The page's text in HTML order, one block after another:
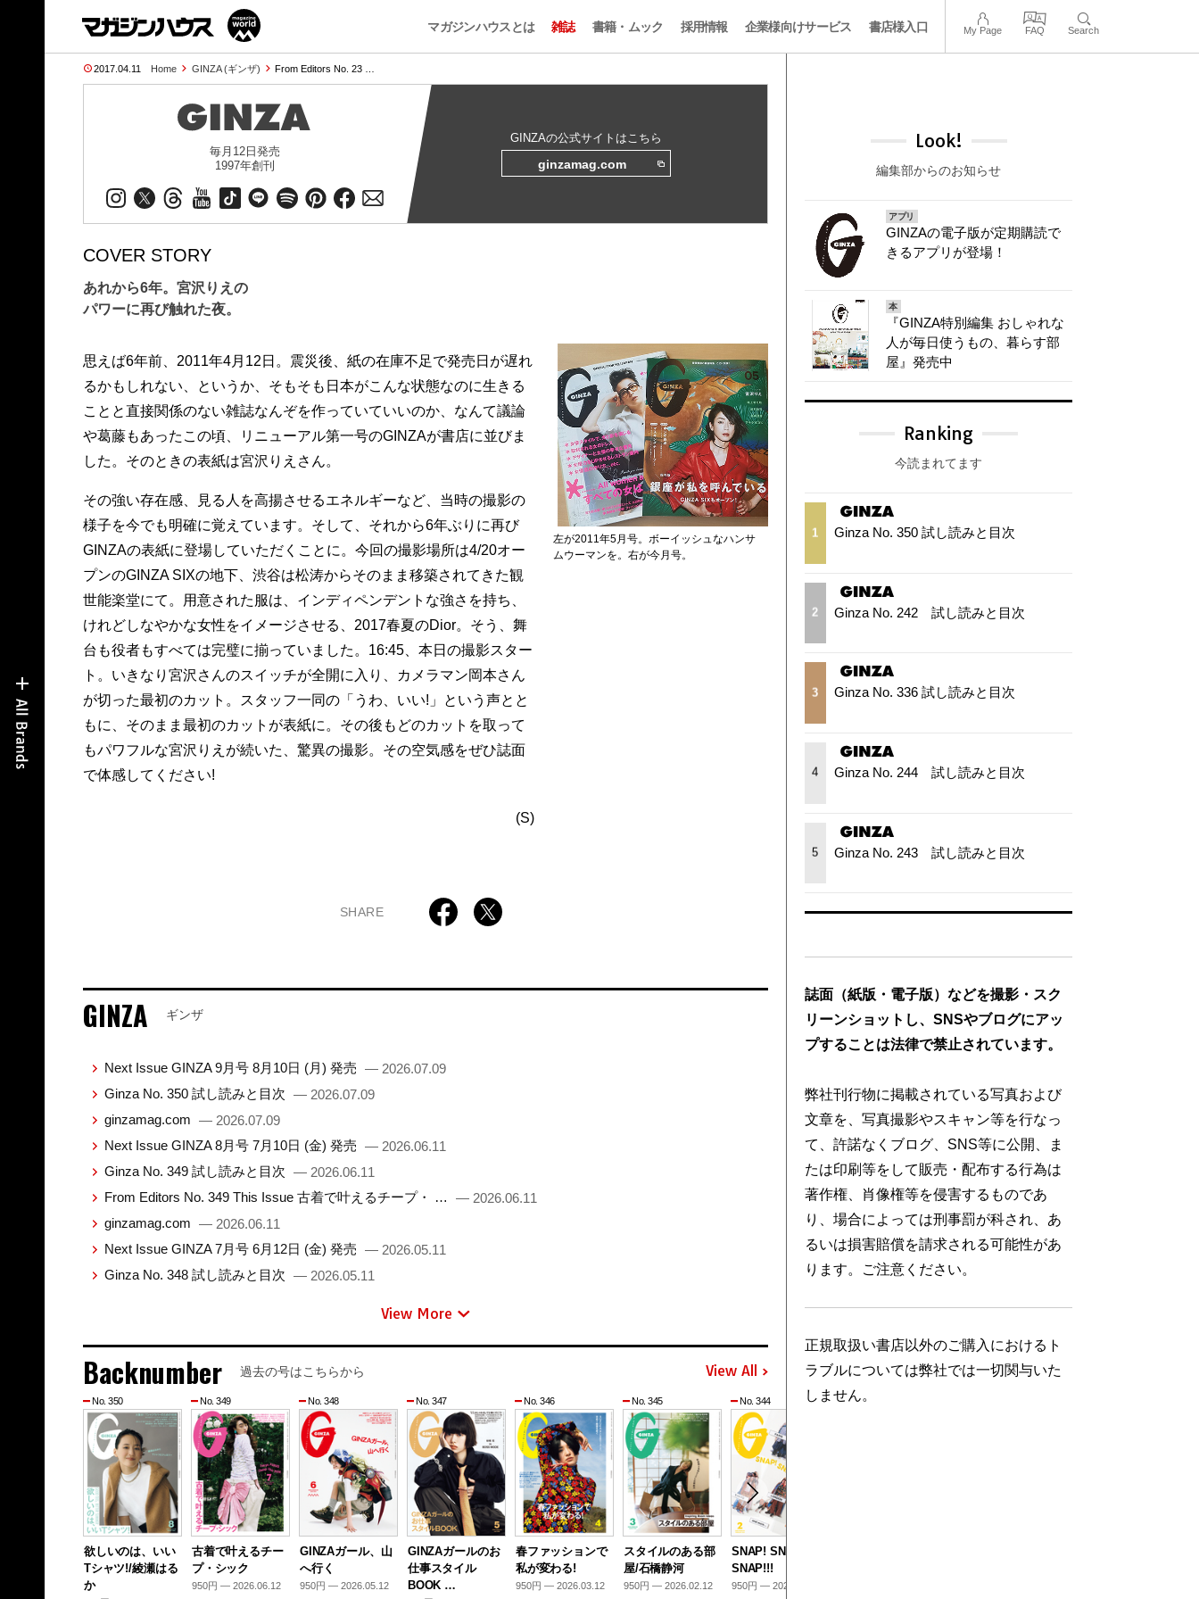
マガジンハウスとは 雑誌 書籍・ムック 採用情報 企業様向けサービス 書店様入口 My Page FAQ Search
2017.04.11 Home GINZA (ギンザ) From Editors No. 23 …
毎月12日発売
1997年創刊
GINZAの公式サイトはこちら
ginzamag.com
COVER STORY
あれから6年。宮沢りえの
パワーに再び触れた夜。
思えば6年前、2011年4月12日。震災後、紙の在庫不足で発売日が遅れ
るかもしれない、というか、そもそも日本がこんな状態なのに生きる
ことと直接関係のない雑誌なんぞを作っていていいのか、なんて議論
や葛藤もあったこの頃、リニューアル第一号のGINZAが書店に並びま
した。そのときの表紙は宮沢りえさん。
その強い存在感、見る人を高揚させるエネルギーなど、当時の撮影の
様子を今でも明確に覚えています。そして、それから6年ぶりに再び
GINZAの表紙に登場していただくことに。今回の撮影場所は4/20オー
プンのGINZA SIXの地下、渋谷は松涛からそのまま移築されてきた観
世能楽堂にて。用意された服は、インディペンデントな強さを持ち、
けれどしなやかな女性をイメージさせる、2017春夏のDior。そう、舞
台も役者もすべては完璧に揃っていました。16:45、本日の撮影スター
ト。いきなり宮沢さんのスイッチが全開に入り、カメラマン岡本さん
が切った最初のカット。スタッフ一同の「うわ、いい!」という声とと
もに、そのまま最初のカットが表紙に。その後もどのカットを取って
もパワフルな宮沢りえが続いた、驚異の撮影。その空気感をぜひ誌面
で体感してください!
(S)
左が2011年5月号。ボーイッシュなハンサ
ムウーマンを。右が今月号。
SHARE
GINZA ギンザ
Next Issue GINZA 9月号 8月10日 (月) 発売 — 2026.07.09
Ginza No. 350 試し読みと目次 — 2026.07.09
ginzamag.com — 2026.07.09
Next Issue GINZA 8月号 7月10日 (金) 発売 — 2026.06.11
Ginza No. 349 試し読みと目次 — 2026.06.11
From Editors No. 349 This Issue 古着で叶えるチープ・ …
— 2026.06.11
ginzamag.com — 2026.06.11
Next Issue GINZA 7月号 6月12日 (金) 発売 — 2026.05.11
Ginza No. 348 試し読みと目次 — 2026.05.11
View More
Backnumber 過去の号はこちらから View All
No. 350
欲しいのは、いい
Tシャツ!/綾瀬はる
か
No. 349
古着で叶えるチー
プ・シック
950円 — 2026.06.12
No. 348
GINZAガール、山
へ行く
950円 — 2026.05.12
No. 347
GINZAガールのお
仕事スタイル
BOOK …
No. 346
春ファッションで
私が変わる!
950円 — 2026.03.12
No. 345
スタイルのある部
屋/石橋静河
950円 — 2026.02.12
No. 344
SNAP! SNAP!!
SNAP!!!
950円 — 2026.01.13
No. 343
Look!
編集部からのお知らせ
アプリ
GINZAの電子版が定期購読で
きるアプリが登場！
本
『GINZA特別編集 おしゃれな
人が毎日使うもの、暮らす部
屋』発売中
Ranking
今読まれてます
1 Ginza No. 350 試し読みと目次
2 Ginza No. 242 試し読みと目次
3 Ginza No. 336 試し読みと目次
4 Ginza No. 244 試し読みと目次
5 Ginza No. 243 試し読みと目次
誌面（紙版・電子版）などを撮影・スク
リーンショットし、SNSやブログにアッ
プすることは法律で禁止されています。
弊社刊行物に掲載されている写真および
文章を、写真撮影やスキャン等を行なっ
て、許諾なくブログ、SNS等に公開、ま
たは印刷等をして販売・配布する行為は
著作権、肖像権等を侵害するものであ
り、場合によっては刑事罰が科され、あ
るいは損害賠償を請求される可能性があ
ります。ご注意ください。
正規取扱い書店以外のご購入におけるト
ラブルについては弊社では一切関与いた
しません。